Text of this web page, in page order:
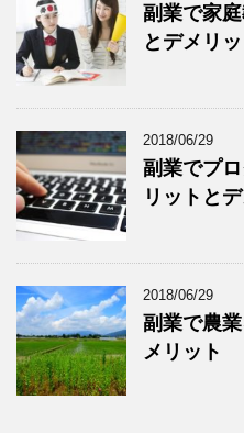
副業で家
とデメリッ
2018/06/29
副業でプ
リットと
2018/06/29
副業で農
メリット